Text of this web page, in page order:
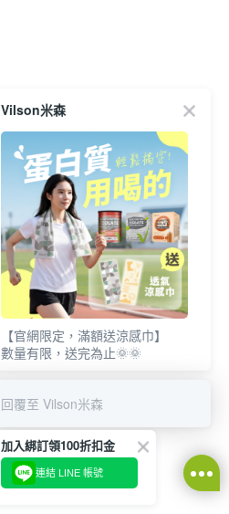
Vilson米森
【官網限定，滿額送涼感巾】
數量有限，送完為止🌞🌞
回覆至 Vilson米森
加入綁訂領100折扣金
連結 LINE 帳號